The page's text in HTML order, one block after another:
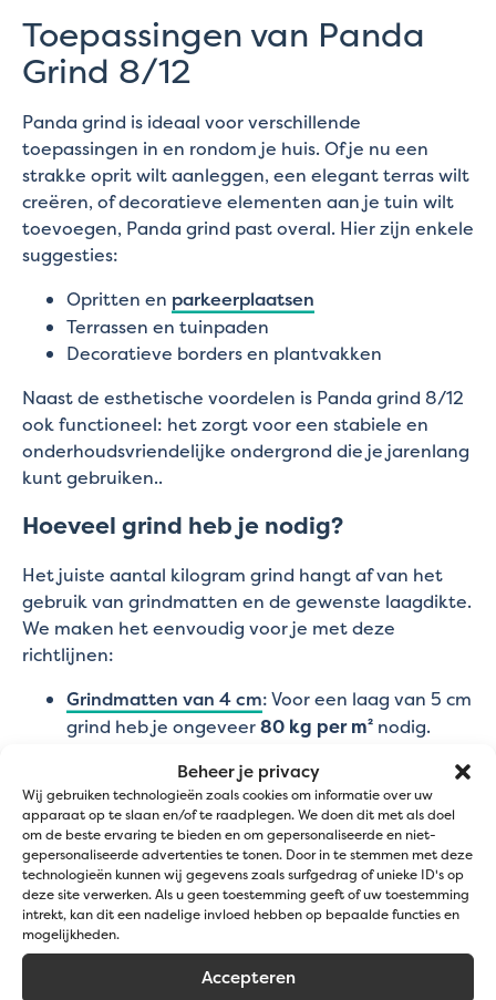
Beheer je privacy
Wij gebruiken technologieën zoals cookies om informatie over uw
apparaat op te slaan en/of te raadplegen. We doen dit met als doel
om de beste ervaring te bieden en om gepersonaliseerde en niet-
gepersonaliseerde advertenties te tonen. Door in te stemmen met deze
technologieën kunnen wij gegevens zoals surfgedrag of unieke ID's op
deze site verwerken. Als u geen toestemming geeft of uw toestemming
intrekt, kan dit een nadelige invloed hebben op bepaalde functies en
mogelijkheden.
Accepteren
Toepassingen van Panda
Grind 8/12
Panda grind is ideaal voor verschillende
toepassingen in en rondom je huis. Of je nu een
strakke oprit wilt aanleggen, een elegant terras wilt
creëren, of decoratieve elementen aan je tuin wilt
toevoegen, Panda grind past overal. Hier zijn enkele
suggesties:
Opritten en parkeerplaatsen
Terrassen en tuinpaden
Decoratieve borders en plantvakken
Naast de esthetische voordelen is Panda grind 8/12
ook functioneel: het zorgt voor een stabiele en
onderhoudsvriendelijke ondergrond die je jarenlang
kunt gebruiken..
Hoeveel grind heb je nodig?
Het juiste aantal kilogram grind hangt af van het
gebruik van grindmatten en de gewenste laagdikte.
We maken het eenvoudig voor je met deze
richtlijnen:
Grindmatten van 4 cm: Voor een laag van 5 cm
grind heb je ongeveer80 kg per m² nodig.
dit ongeveer65 kg per m².
Grindmatten van 2 cm: Voor een laag van 3 cm
heb je ongeveer50 kg per m²nodig.
Twijfel je over hoeveel grind je precies nodig hebt?
Gebruik onze handigegrindcalculatorom in enkele
klikken te berekenen hoeveel grind je nodig hebt
voor jouw project. Zo bestel je altijd de juiste
hoeveelheid, zonder verspilling!